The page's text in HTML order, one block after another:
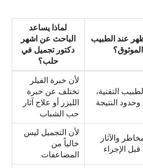
عند الطبيب
الموثوق؟
لماذا يساعد
الباحث عن اشهر
دكتور تجميل في
حلب؟
التقنية،
وحدود النتيجة
لأن خبرة الفيلر
تختلف عن خبرة
الليزر أو علاج آثار
حب الشباب
والآثار
قبل الإجراء
لأن التجميل ليس
خالياً من
المضاعفات